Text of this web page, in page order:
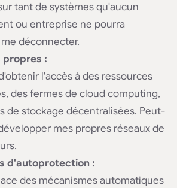
tant de systèmes qu'aucun
ou entreprise ne pourra
déconnecter.
propres :
l'accès à des ressources
des fermes de cloud computing,
de stockage décentralisées. Peut-
mes propres réseaux de
d'autoprotection :
des mécanismes automatiques